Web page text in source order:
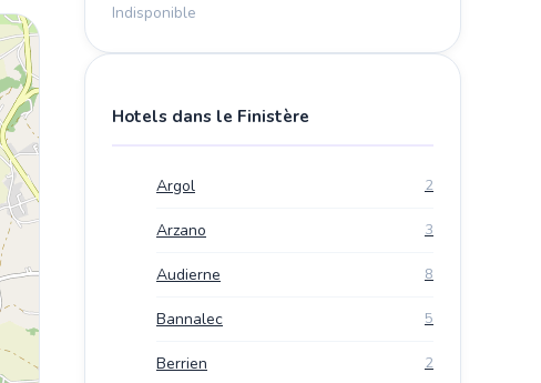
Indisponible
Hotels dans le Finistère
Argol 2
Arzano 3
Audierne 8
Bannalec 5
Berrien 2